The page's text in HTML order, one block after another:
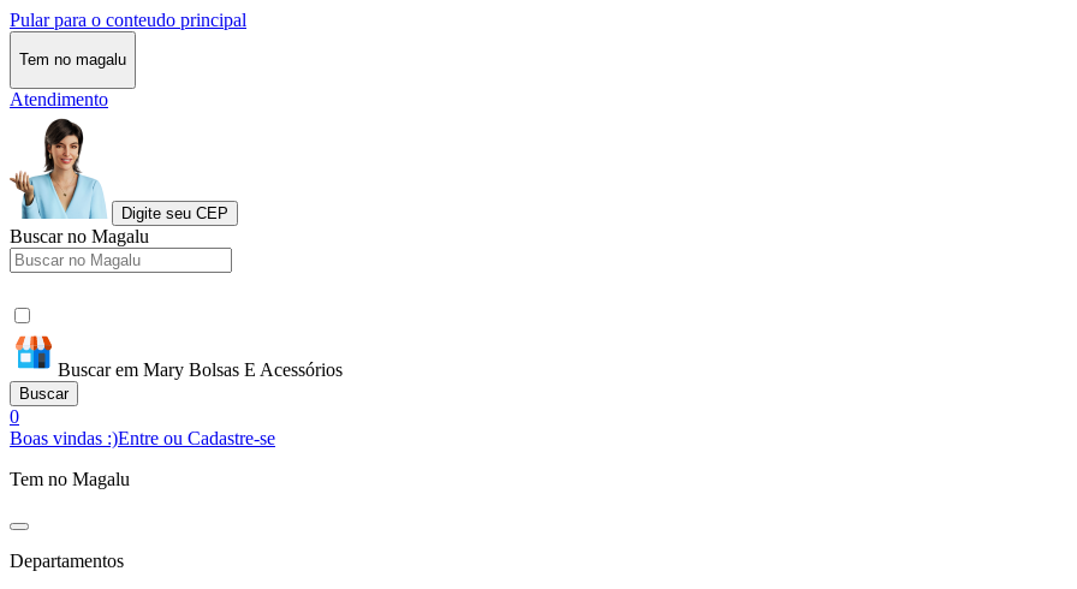
Pular para o conteudo principal
Tem no magalu
Atendimento
Digite seu CEP
Buscar no Magalu
Buscar em Mary Bolsas E Acessórios
Buscar
0
Boas vindas :)Entre ou Cadastre-se
Tem no Magalu
Departamentos